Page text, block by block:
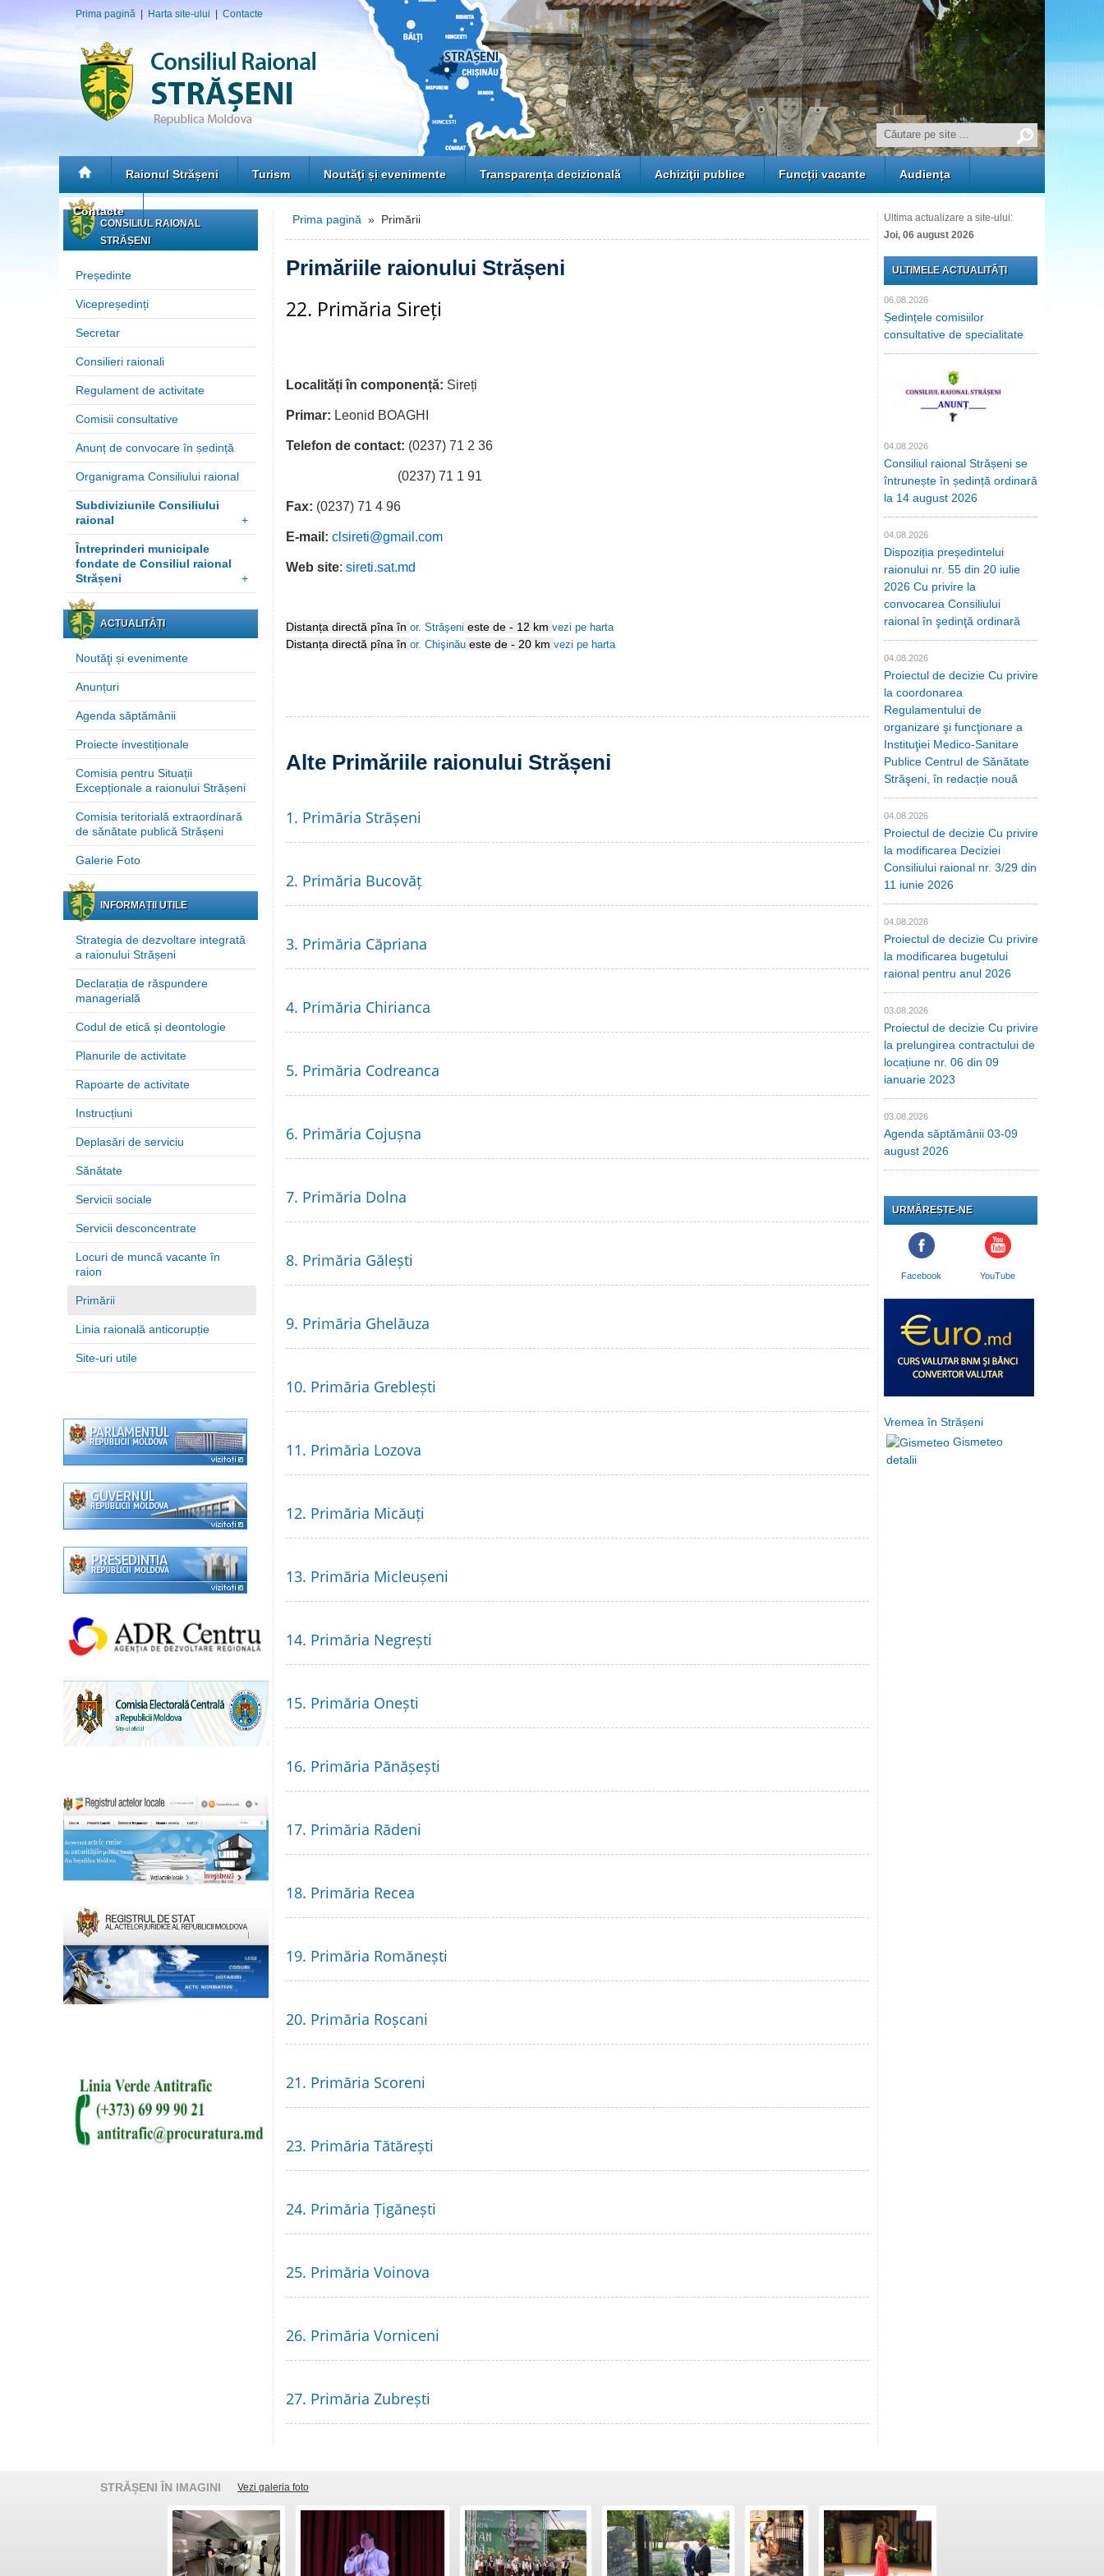
Prima pagină Harta site-ului Contacte
Raionul Strășeni Turism Noutăţi și evenimente Transparența decizională Achiziţii publice Funcții vacante Audiența
Contacte
CONSILIUL RAIONAL
STRĂȘENI
Președinte
Vicepreședinți
Secretar
Consilieri raionali
Regulament de activitate
Comisii consultative
Anunț de convocare în ședință
Organigrama Consiliului raional
Subdiviziunile Consiliului
raional
+
Întreprinderi municipale
fondate de Consiliul raional
Strășeni
+
ACTUALITĂȚI
Noutăţi și evenimente
Anunțuri
Agenda săptămânii
Proiecte investiționale
Comisia pentru Situații
Excepționale a raionului Strășeni
Comisia teritorială extraordinară
de sănătate publică Strășeni
Galerie Foto
INFORMAȚII UTILE
Strategia de dezvoltare integrată
a raionului Strășeni
Declarația de răspundere
managerială
Codul de etică și deontologie
Planurile de activitate
Rapoarte de activitate
Instrucțiuni
Deplasări de serviciu
Sănătate
Servicii sociale
Servicii desconcentrate
Locuri de muncă vacante în
raion
Primării
Linia raională anticorupție
Site-uri utile
Prima pagină » Primării
Primăriile raionului Strășeni
22. Primăria Sireți
Localități în componență: Sireți
Primar: Leonid BOAGHI
Telefon de contact: (0237) 71 2 36
(0237) 71 1 91
Fax: (0237) 71 4 96
E-mail: clsireti@gmail.com
Web site: sireti.sat.md
Distanța directă pîna în or. Străşeni este de - 12 km vezi pe harta
Distanța directă pîna în or. Chişinău este de - 20 km vezi pe harta
Alte Primăriile raionului Strășeni
1. Primăria Strășeni
2. Primăria Bucovăț
3. Primăria Căpriana
4. Primăria Chirianca
5. Primăria Codreanca
6. Primăria Cojușna
7. Primăria Dolna
8. Primăria Gălești
9. Primăria Ghelăuza
10. Primăria Greblești
11. Primăria Lozova
12. Primăria Micăuți
13. Primăria Micleușeni
14. Primăria Negrești
15. Primăria Onești
16. Primăria Pănășești
17. Primăria Rădeni
18. Primăria Recea
19. Primăria Romănești
20. Primăria Roșcani
21. Primăria Scoreni
23. Primăria Tătărești
24. Primăria Țigănești
25. Primăria Voinova
26. Primăria Vorniceni
27. Primăria Zubrești
Ultima actualizare a site-ului:
Joi, 06 august 2026
ULTIMELE ACTUALITĂŢI
06.08.2026
Ședințele comisiilor
consultative de specialitate
04.08.2026
Consiliul raional Strășeni se
întrunește în ședință ordinară
la 14 august 2026
04.08.2026
Dispoziția președintelui
raionului nr. 55 din 20 iulie
2026 Cu privire la
convocarea Consiliului
raional în şedinţă ordinară
04.08.2026
Proiectul de decizie Cu privire
la coordonarea
Regulamentului de
organizare şi funcţionare a
Instituţiei Medico-Sanitare
Publice Centrul de Sănătate
Străşeni, în redacție nouă
04.08.2026
Proiectul de decizie Cu privire
la modificarea Deciziei
Consiliului raional nr. 3/29 din
11 iunie 2026
04.08.2026
Proiectul de decizie Cu privire
la modificarea bugetului
raional pentru anul 2026
03.08.2026
Proiectul de decizie Cu privire
la prelungirea contractului de
locațiune nr. 06 din 09
ianuarie 2023
03.08.2026
Agenda săptămânii 03-09
august 2026
URMĂREȘTE-NE
Facebook YouTube
Vremea în Strășeni
Gismeteo
detalii
STRĂȘENI ÎN IMAGINI Vezi galeria foto